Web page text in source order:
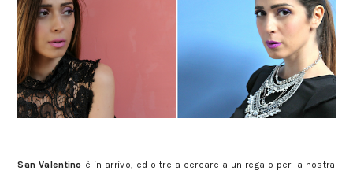
San Valentino è in arrivo, ed oltre a cercare a un regalo per la nostra